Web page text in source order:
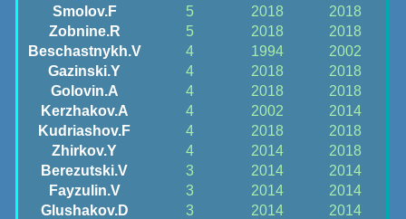
Smolov.F
5 2018
2018
Zobnine.R
5 2018
2018
Beschastnykh.V
4 1994
2002
Gazinski.Y
4 2018
2018
Golovin.A
4 2018
2018
Kerzhakov.A
4 2002
2014
Kudriashov.F
4 2018
2018
Zhirkov.Y
4 2014
2018
Berezutski.V
3 2014
2014
Fayzulin.V
3 2014
2014
Glushakov.D
3 2014
2014